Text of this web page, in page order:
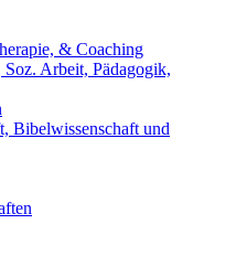
& Coaching
Arbeit, Pädagogik,
Bibelwissenschaft und